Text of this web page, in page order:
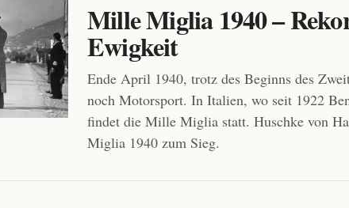
Mille Miglia 1940 –
Ewigkeit
Ende April 1940, trotz des Beginns des
noch Motorsport. In Italien, wo seit 1922
findet die Mille Miglia statt. Huschke von
Miglia 1940 zum Sieg.